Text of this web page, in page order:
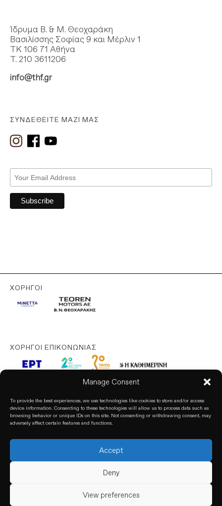
Manage Consent
To provide the best experiences, we use technologies like cookies to store and/or access
device information. Consenting to these technologies will allow us to process data such as
browsing behavior or unique IDs on this site. Not consenting or withdrawing consent, may
adversely affect certain features and functions.
Accept
Deny
View preferences
ΣΥΝΔΕΘΕΊΤΕ ΜΑΖΊ ΜΑΣ
Ίδρυμα Β. & Μ. Θεοχαράκη
Βασιλίσσης Σοφίας 9 και Μέρλιν 1
ΤΚ 106 71 Αθήνα
Τ. 210 3611206
info@thf.gr
ΧΟΡΗΓΟΊ
ΧΟΡΗΓΟΊ ΕΠΙΚΟΝΩΝΊΑΣ
© 2025. All rights reserved. based on our